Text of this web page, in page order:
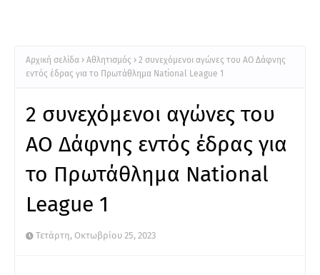
Αρχική σελίδα Αθλητισμός
2 συνεχόμενοι αγώνες του ΑΟ Δάφνης
εντός έδρας για το Πρωτάθλημα National League 1
2 συνεχόμενοι αγώνες του
ΑΟ Δάφνης εντός έδρας για
το Πρωτάθλημα National
League 1
Τετάρτη, Οκτωβρίου 25, 2023